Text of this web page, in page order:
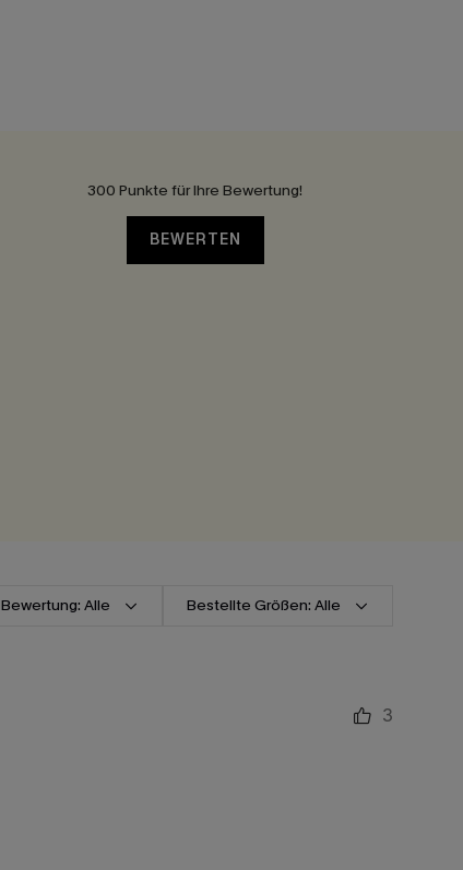
300 Punkte für Ihre Bewertung!
BEWERTEN
Bewertung: Alle Bestellte Größen: Alle
3